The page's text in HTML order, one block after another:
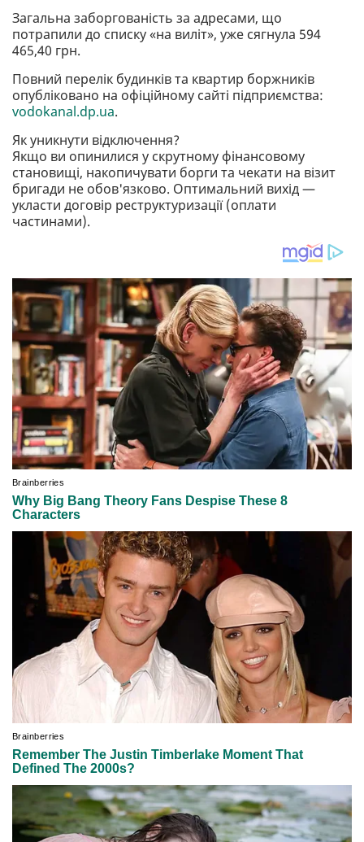
Загальна заборгованість за адресами, що
потрапили до списку «на виліт», уже сягнула 594
465,40 грн.
Повний перелік будинків та квартир боржників
опубліковано на офіційному сайті підприємства:
vodokanal.dp.ua.
Як уникнути відключення?
Якщо ви опинилися у скрутному фінансовому
становищі, накопичувати борги та чекати на візит
бригади не обов'язково. Оптимальний вихід —
укласти договір реструктуризації (оплати
частинами).